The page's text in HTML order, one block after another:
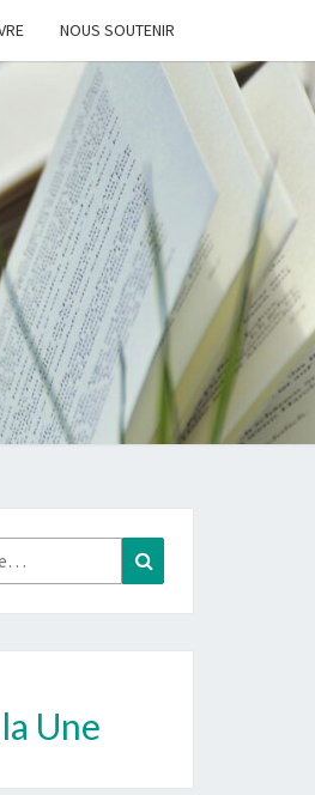
NOUS SOUTENIR
Une